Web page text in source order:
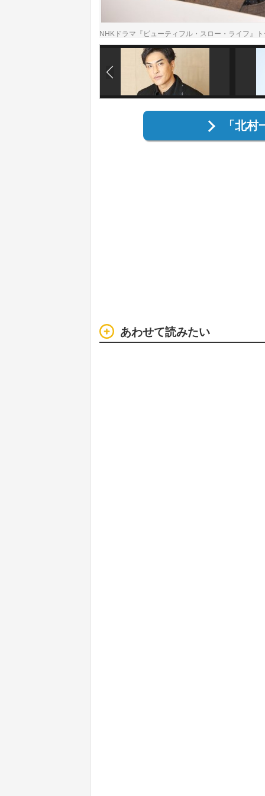
NHKドラマ『ビューティフル・スロー・ライフ
「北
あわせて読みたい